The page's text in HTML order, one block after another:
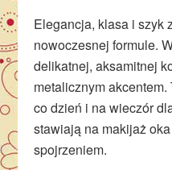
Elegancja, klasa i szyk
nowoczesnej formule.
delikatnej, aksamitnej
metalicznym
co dzień i na wieczór
stawiają na makijaż
spojrzeniem.